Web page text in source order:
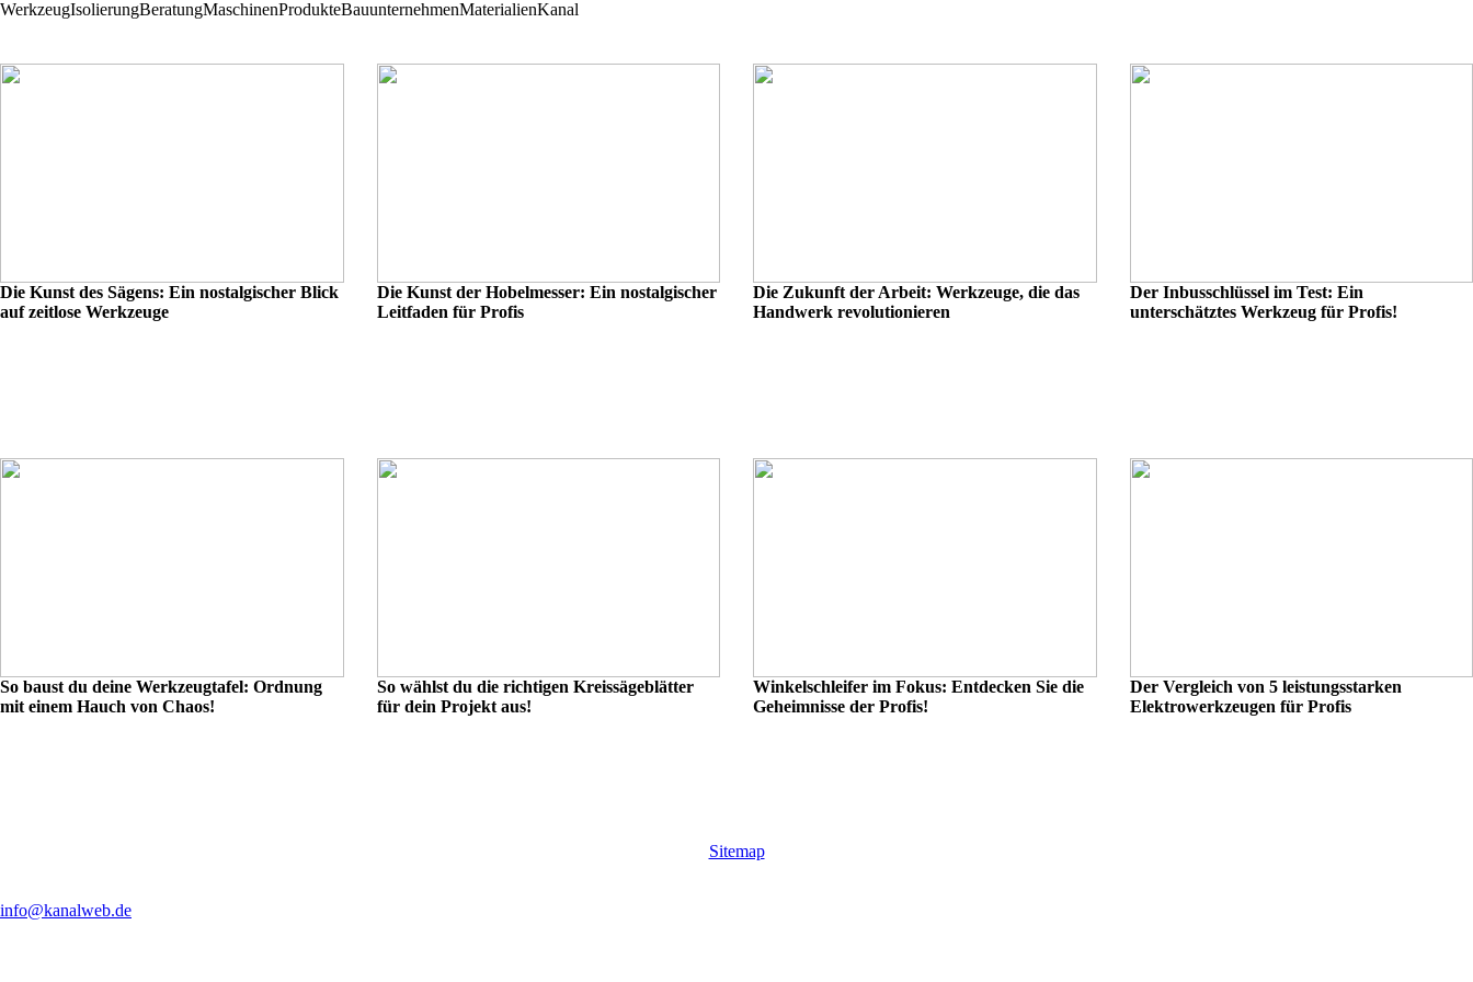
WerkzeugIsolierungBeratungMaschinenProdukteBauunternehmenMaterialienKanal
Die Kunst des Sägens: Ein nostalgischer Blick
auf zeitlose Werkzeuge
Die Kunst der Hobelmesser: Ein nostalgischer
Leitfaden für Profis
Die Zukunft der Arbeit: Werkzeuge, die das
Handwerk revolutionieren
Der Inbusschlüssel im Test: Ein
unterschätztes Werkzeug für Profis!
So baust du deine Werkzeugtafel: Ordnung
mit einem Hauch von Chaos!
So wählst du die richtigen Kreissägeblätter
für dein Projekt aus!
Winkelschleifer im Fokus: Entdecken Sie die
Geheimnisse der Profis!
Der Vergleich von 5 leistungsstarken
Elektrowerkzeugen für Profis
Sitemap
info@kanalweb.de